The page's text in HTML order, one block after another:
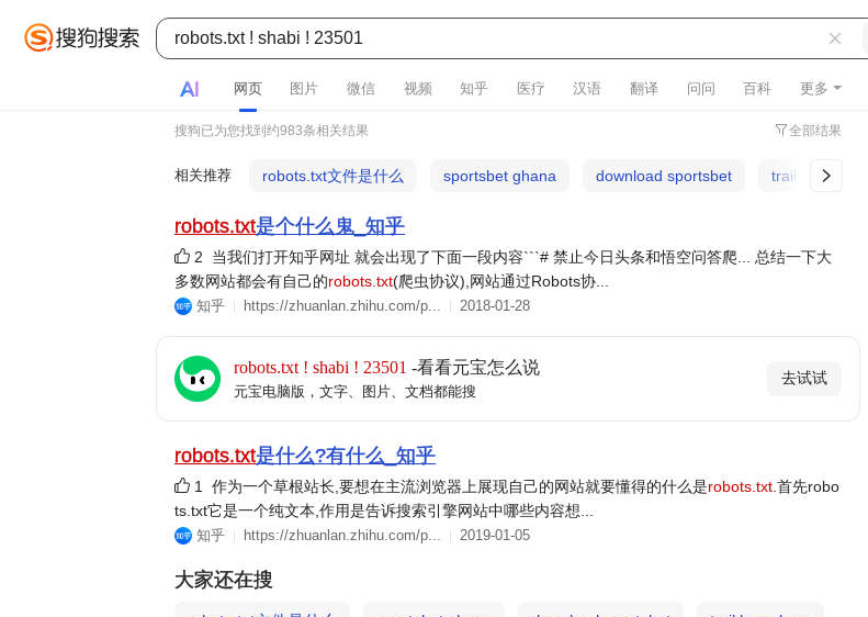
AI 网页 图片 微信 视频 知乎 医疗 汉语 翻译 问问 百科 更多
全部结果
搜狗已为您找到约983条相关结果
相关推荐 robots.txt文件是什么 sportsbet ghana download sportsbet trail boss bmx
robots.txt是个什么鬼_知乎
2
当我们打开知乎网址 就会出现了下面一段内容```# 禁止今日头条和悟空问答爬... 总结一下大
多数网站都会有自己的robots.txt(爬虫协议),网站通过Robots协...
知乎 https://zhuanlan.zhihu.com/p... 2018-01-28
robots.txt ! shabi ! 23501 -看看元宝怎么说
元宝电脑版，文字、图片、文档都能搜
去试试
robots.txt是什么?有什么_知乎
1 作为一个草根站长,要想在主流浏览器上展现自己的网站就要懂得的什么是robots.txt .首先robo
ts.txt它是一个纯文本,作用是告诉搜索引擎网站中哪些内容想...
知乎 https://zhuanlan.zhihu.com/p... 2019-01-05
大家还在搜